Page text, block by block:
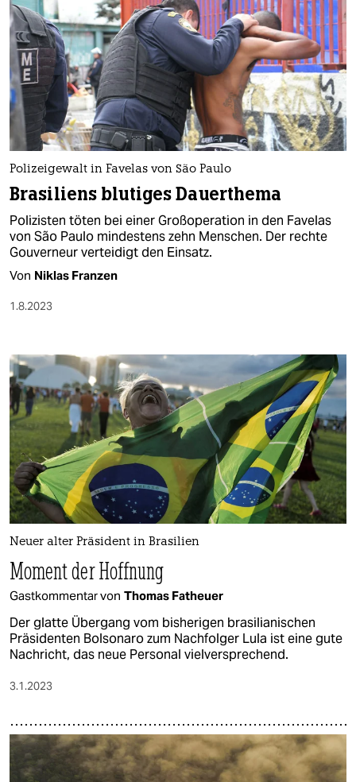
Polizeigewalt in Favelas von São Paulo
Brasiliens blutiges Dauerthema
Polizisten töten bei einer Großoperation in den Favelas
von São Paulo mindestens zehn Menschen. Der rechte
Gouverneur verteidigt den Einsatz.
Von Niklas Franzen
1.8.2023
Neuer alter Präsident in Brasilien
Moment der Hoffnung
Gastkommentar von Thomas Fatheuer
Der glatte Übergang vom bisherigen brasilianischen
Präsidenten Bolsonaro zum Nachfolger Lula ist eine gute
Nachricht, das neue Personal vielversprechend.
3.1.2023